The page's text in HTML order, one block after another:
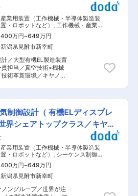
定自動車整備工場の車
をお任せします。 ＜主
務も担当者として行って
期点検 ■修理、オプシ
ーコーティング ■お客
記に付随する業務 ※自
るため、トラックなど
■組織構成：
で幅広い年代の方がい
であり、来店客への提
て還元されます。 ・人事
を初期に作成し、それに
評価・他己評価を行う
・クスミでは、さまざ
います。 企業奨学金支
（サービス職）／ホン
ら安心して働ける職場
わりのお弁当を300円で
湯 ほっとぴあ」「秋
を格安で購入可能。 大
産業用装置（工作機械・半導体製造装
置・ロボットなど） , 工作機械・産業機
械・ロボット 設備立ち上げ・設計（機
械設計）
400万円~649万円
新潟県見附市新幸町
／大型有機EL製造装置
担当／真空技術×機械
術革新環境／キヤノン
造装置で世界トップシ
計エンジニアを募集し
立ち上げまで一貫して携
技術革新を推進できる
需要増に伴い、当社装
期的な生産体制強化の
■業務内容 本
スプレイ製造装置の仕
計、製図を担当しま
せから始まり、設計、
で一貫して関わりま
模の大型設備で、工程
制御設計（ 有機ELディスプレ
界シェアトップクラス／キヤノ
産業用装置（工作機械・半導体製造装
置・ロボットなど） , シーケンス制御
（PLC・シーケンス・ラダー） 電気設
計（工作機械・装置・設備・制御盤な
ど）
400万円~649万円
新潟県見附市新幸町
ノングループ／世界が注